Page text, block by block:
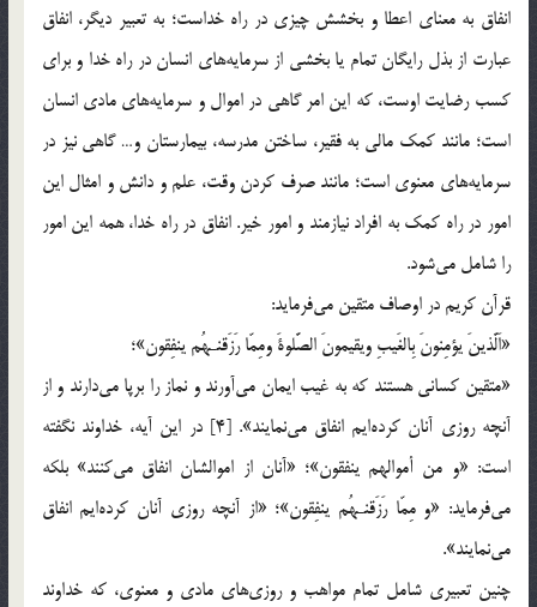
انفاق به معنای اعطا و بخشش چیزی در راه خداست؛ به تعبیر دیگر، انفاق
عبارت از بذل رایگان تمام یا بخشی از سرمایه‌های انسان در راه خدا و برای
کسب رضایت اوست، که این امر گاهی در اموال و سرمایه‌های مادی انسان
است؛ مانند کمک مالی به فقیر، ساختن مدرسه، بیمارستان و… گاهی نیز در
سرمایه‌های معنوی است؛ مانند صرف کردن وقت، علم و دانش و امثال این
امور در راه کمک به افراد نیازمند و امور خیر. انفاق در راه خدا، همه این امور
را شامل می‌شود.
قرآن کریم در اوصاف متقین می‌فرماید:
«اَلَّذینَ یؤمِنونَ بِالغَیبِ ویقیمونَ الصَّلوةَ ومِمّا رَزَقنـهُم ینفِقون»؛
«متقین کسانی هستند که به غیب ایمان می‌آورند و نماز را برپا می‌دارند و از
آنچه روزی آنان کرده‌ایم انفاق می‌نمایند». [4] در این آیه، خداوند نگفته
است: «و من أموالهم ینفقون»؛ «آنان از اموالشان انفاق می‌کنند» بلکه
می‌فرماید: «و مِمّا رَزَقنـهُم ینفِقون»؛ «از آنچه روزی آنان کرده‌ایم انفاق
می‌نمایند».
چنین تعبیری شامل تمام مواهب و روزی‌های مادی و معنوی، که خداوند